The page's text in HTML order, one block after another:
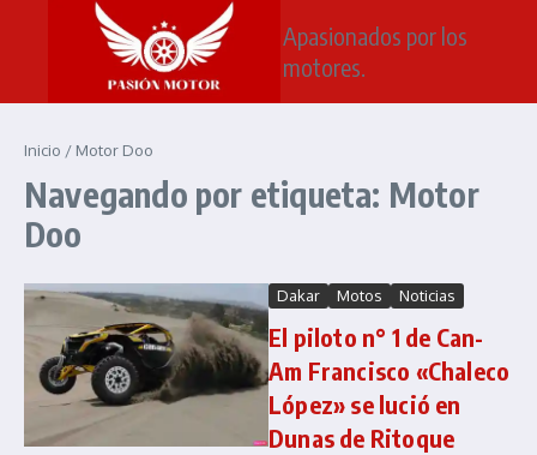
Saltar al contenido
Apasionados por los
motores.
Inicio / Motor Doo
Navegando por etiqueta: Motor
Doo
Dakar Motos Noticias
El piloto n° 1 de Can-
Am Francisco «Chaleco
López» se lució en
Dunas de Ritoque